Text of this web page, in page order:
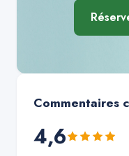
Commentaires
4,6